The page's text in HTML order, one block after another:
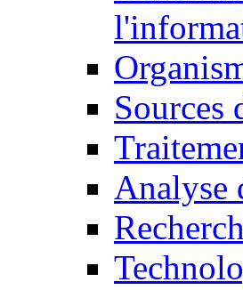
Sources
Analyse